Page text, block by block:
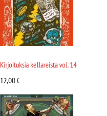
Kirjoituksia kellareista vol. 14
12,00€